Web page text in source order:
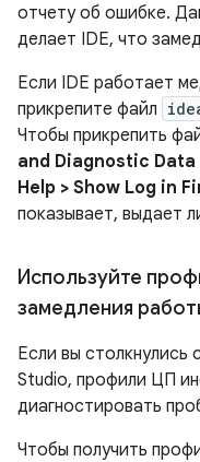
отчету об ошибке.
делает IDE, что
Если IDE работает
прикрепите файл
Чтобы прикрепить
and Diagnostic Data
Help > Show Log in
показывает, выдает
Используйте
замедления
Если вы столкнулись
Studio, профили ЦП
диагностировать
Чтобы получить